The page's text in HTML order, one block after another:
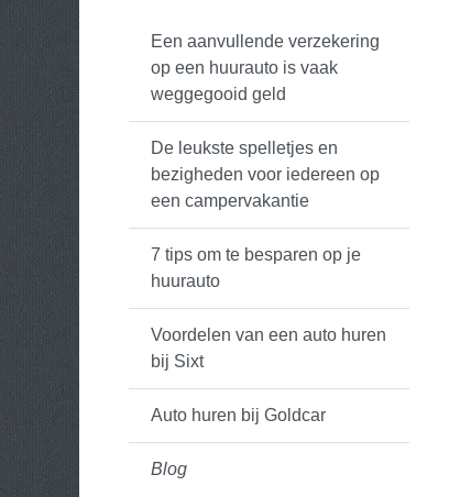
Een aanvullende verzekering
op een huurauto is vaak
weggegooid geld
De leukste spelletjes en
bezigheden voor iedereen op
een campervakantie
7 tips om te besparen op je
huurauto
Voordelen van een auto huren
bij Sixt
Auto huren bij Goldcar
Blog